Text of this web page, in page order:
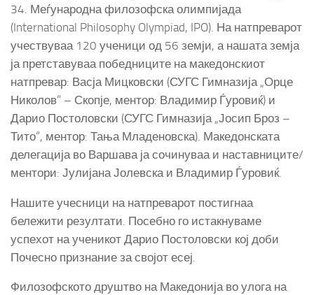
34. Меѓународна филозофска олимпијада
(International Philosophy Olympiad, IPO). На натпреварот
учествуваа 120 ученици од 56 земји, а нашата земја
ја претставуваа победниците на македонскиот
натпревар: Васја Мицковски (СУГС Гимназија „Орце
Николов“ – Скопје, ментор: Владимир Ѓуровиќ) и
Дарио Постоловски (СУГС Гимназија „Јосип Броз –
Тито“, ментор: Тања Младеновска). Македонската
делегација во Варшава ја сочинуваа и наставниците/
ментори: Јулијана Јолевска и Владимир Ѓуровиќ.
Нашите учесници на натпреварот постигнаа
бележити резултати. Посебно го истакнуваме
успехот на ученикот Дарио Постоловски кој доби
Почесно признание за својот есеј.
Филозофското друштво на Македонија во улога на